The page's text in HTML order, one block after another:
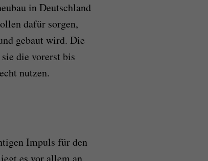
in Deutschland
dafür sorgen,
gebaut wird. Die
die vorerst bis
nutzen.
Impuls für den
es vor allem an